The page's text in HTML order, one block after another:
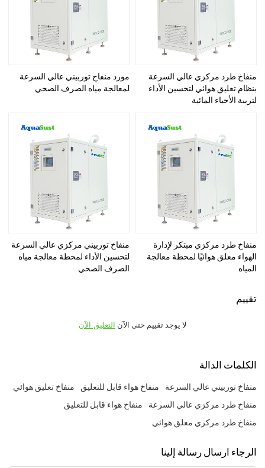
منفاخ طرد مركزي عالي السرعة
بنظام تعليق هوائي لتحسين الأداء
لتربية الأحياء المائية
مورد منفاخ توربيني عالي السرعة
لمعالجة مياه الصرف الصحي
منفاخ طرد مركزي مبتكر لإدارة
الهواء معلق هوائيًا لمحطة معالجة
المياه
منفاخ توربيني مركزي عالي السرعة
لتحسين الأداء لمحطة معالجة مياه
الصرف الصحي
تقييم
لا يوجد تقييم حتى الآن التعليق الآن
الكلمات الدالة
منفاخ توربيني عالي السرعة منفاخ هواء قابل للتعليق منفاخ تعليق هوائي
منفاخ طرد مركزي عالي السرعة منفاخ هواء قابل للتعليق
منفاخ طرد مركزي معلق هوائي
الرجاء ارسال رسالة إلينا